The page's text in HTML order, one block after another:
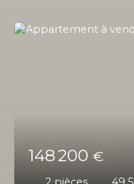
148 200 €